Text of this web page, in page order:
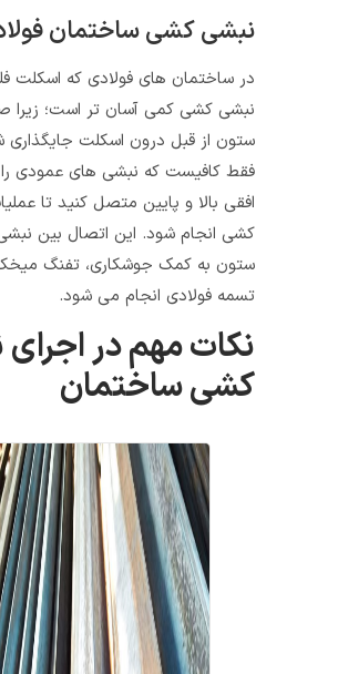
نبشی کشی ساختمان فولادی
در ساختمان های فولادی که اسکلت فلزی دارند،
نبشی کشی کمی آسان تر است؛ زیرا صفحات
ستون از قبل درون اسکلت جایگذاری شده اند.
فقط کافیست که نبشی های عمودی را به تیرهای
افقی بالا و پایین متصل کنید تا عملیات نبشی
کشی انجام شود. این اتصال بین نبشی و تیر یا
ستون به کمک جوشکاری، تفنگ میخکوب و
تسمه فولادی انجام می شود.
نکات مهم در اجرای نبشی
کشی ساختمان